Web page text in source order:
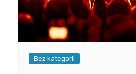
Bez kategorii